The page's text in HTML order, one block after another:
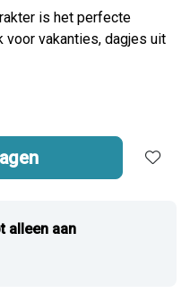
is het perfecte
vakanties, dagjes uit
alleen aan